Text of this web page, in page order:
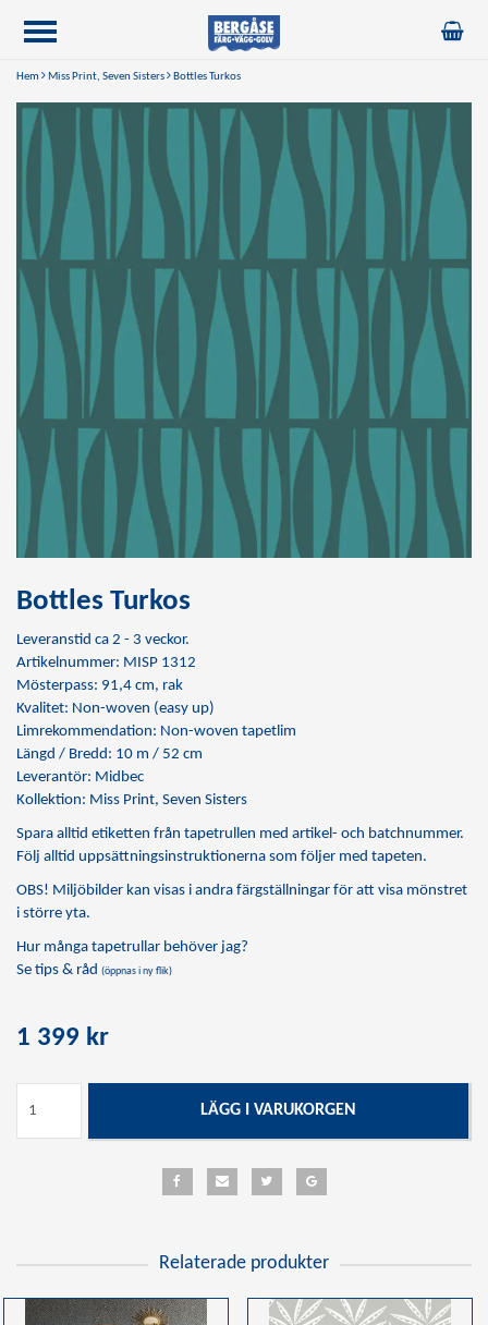
Hem Miss Print, Seven Sisters Bottles Turkos
Bottles Turkos
Leveranstid ca 2 - 3 veckor.
Artikelnummer: MISP 1312
Mösterpass: 91,4 cm, rak
Kvalitet: Non-woven (easy up)
Limrekommendation: Non-woven tapetlim
Längd / Bredd: 10 m / 52 cm
Leverantör: Midbec
Kollektion: Miss Print, Seven Sisters
Spara alltid etiketten från tapetrullen med artikel- och batchnummer.
Följ alltid uppsättningsinstruktionerna som följer med tapeten.
OBS! Miljöbilder kan visas i andra färgställningar för att visa mönstret
i större yta.
Hur många tapetrullar behöver jag?
Se tips & råd (öppnas i ny flik)
1 399 kr
LÄGG I VARUKORGEN
Relaterade produkter